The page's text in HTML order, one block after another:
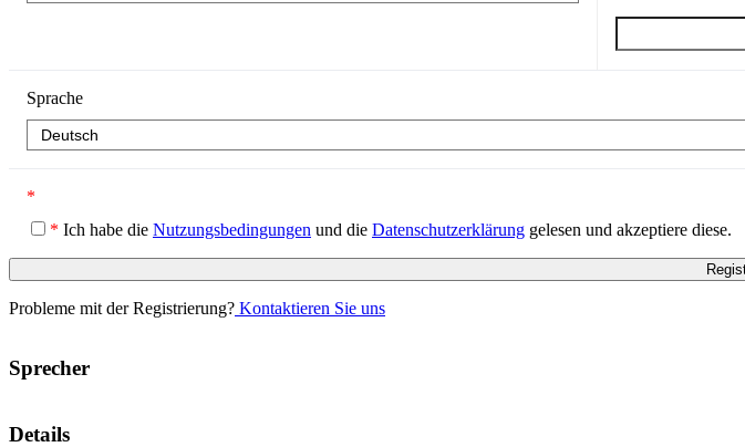
Sprache
*
* Ich habe die Nutzungsbedingungen und die Datenschutzerklärung gelesen und akzeptiere diese.
Probleme mit der Registrierung? Kontaktieren Sie uns
Sprecher
Details